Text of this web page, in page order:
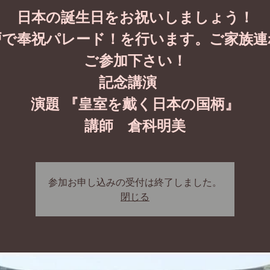
日本の誕生日をお祝いしましょう！
奉祝パレード！を行います。ご家族
ご参加下さい！
記念講演
演題 『皇室を戴く日本の国柄』
講師 倉科明美
参加お申し込みの受付は終了しました。
閉じる